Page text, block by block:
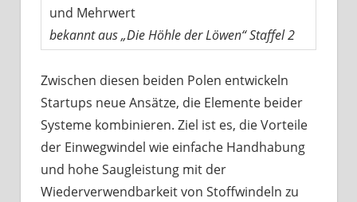
und Mehrwert
bekannt aus „Die Höhle der Löwen“ Staffel 2
Zwischen diesen beiden Polen entwickeln
Startups neue Ansätze, die Elemente beider
Systeme kombinieren. Ziel ist es, die Vorteile
der Einwegwindel wie einfache Handhabung
und hohe Saugleistung mit der
Wiederverwendbarkeit von Stoffwindeln zu